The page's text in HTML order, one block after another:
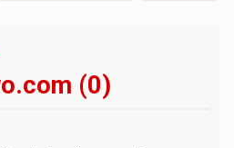
(0)